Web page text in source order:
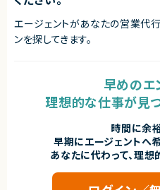
エージェントがあなたの営業代
ンを探してきます。
早めのエ
理想的な仕事が見
時間に余
早期にエージェントへ
あなたに代わって、理想